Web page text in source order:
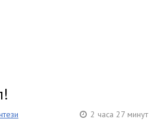
2 часа 27 минут